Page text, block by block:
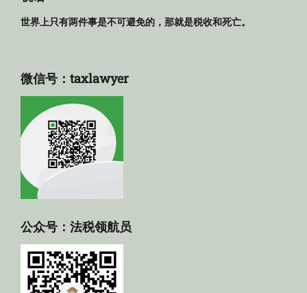
世界上只有两件事是不可避免的，那就是税收和死亡。
微信号：taxlawyer
公众号：法税领航员